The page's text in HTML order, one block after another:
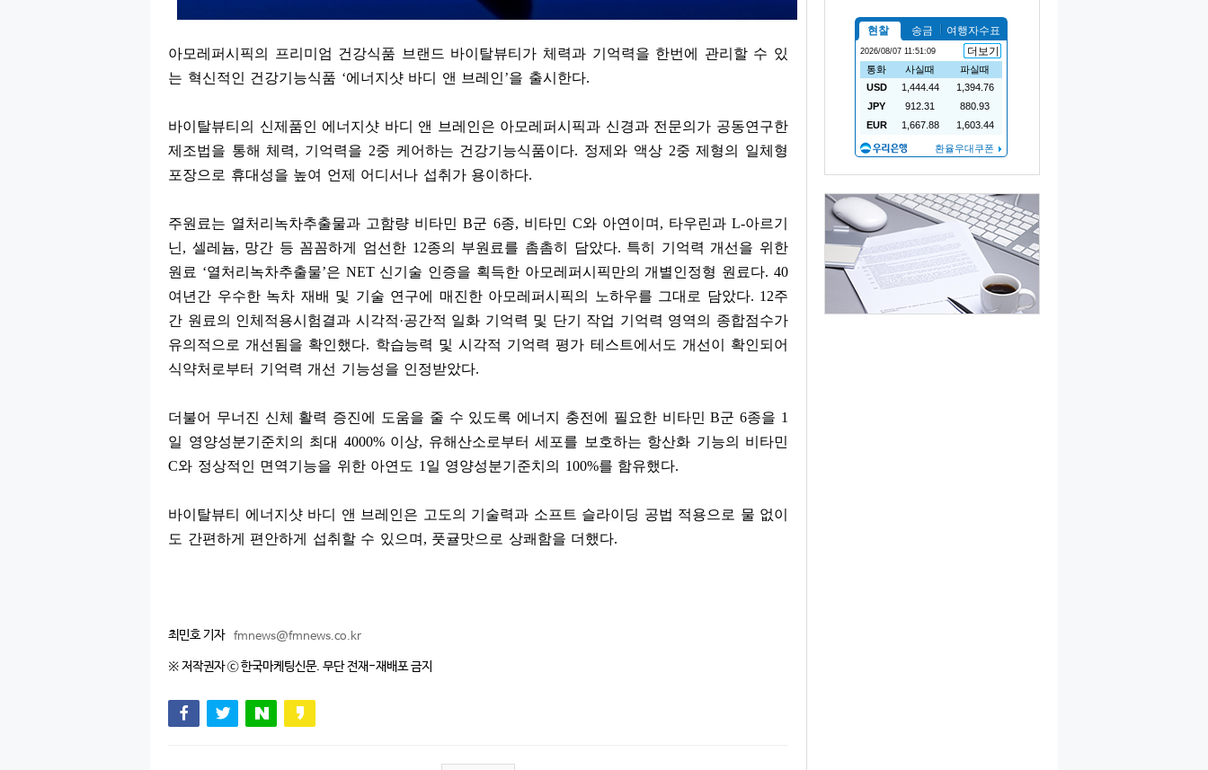
아모레퍼시픽의 프리미엄 건강식품 브랜드 바이탈뷰티가 체력과 기억력을 한번에 관리할 수 있
는 혁신적인 건강기능식품 ‘에너지샷 바디 앤 브레인’을 출시한다.
바이탈뷰티의 신제품인 에너지샷 바디 앤 브레인은 아모레퍼시픽과 신경과 전문의가 공동연구한
제조법을 통해 체력, 기억력을 2중 케어하는 건강기능식품이다. 정제와 액상 2중 제형의 일체형
포장으로 휴대성을 높여 언제 어디서나 섭취가 용이하다.
주원료는 열처리녹차추출물과 고함량 비타민B군 6종, 비타민 C와 아연이며 , 타우린과L-아르기
닌, 셀레늄, 망간 등 꼼꼼하게 엄선한 12종의 부원료를 촘촘히 담았다. 특히 기억력 개선을 위한
원료 ‘열처리녹차추출물’은 NET 신기술 인증을 획득한 아모레퍼시픽만의 개별인정형 원료다. 40
여년간 우수한 녹차 재배 및 기술 연구에 매진한 아모레퍼시픽의 노하우를 그대로 담았다. 12주
간 원료의 인체적용시험결과 시각적·공간적 일화 기억력 및 단기 작업 기억력 영역의 종합점수가
유의적으로 개선됨을 확인했다. 학습능력 및 시각적 기억력 평가 테스트에서도 개선이 확인되어
식약처로부터 기억력 개선 기능성을 인정받았다.
더불어 무너진 신체 활력 증진에 도움을 줄 수 있도록 에너지 충전에 필요한 비타민B군6종을 1
일 영양성분기준치의 최대 4000% 이상, 유해산소로부터 세포를 보호하는 항산화 기능의 비타민
C와 정상적인 면역기능을 위한 아연도 1 일 영양성분기준치의 100%를 함유했다.
바이탈뷰티 에너지샷 바디 앤 브레인은 고도의 기술력과 소프트 슬라이딩 공법 적용으로 물 없이
도 간편하게 편안하게 섭취할 수 있으며 , 풋귤맛으로 상쾌함을 더했다.
최민호 기자 fmnews@fmnews.co.kr
※ 저작권자 ⓒ 한국마케팅신문. 무단 전재-재배포 금지